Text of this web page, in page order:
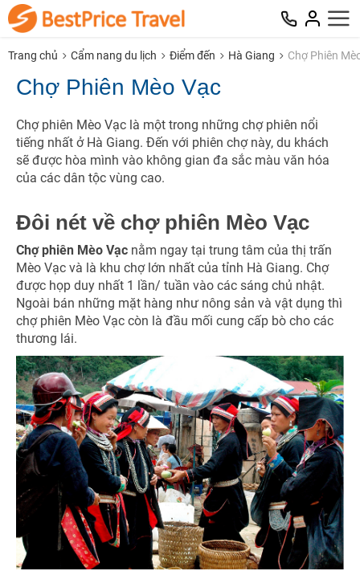
Trang chủ Cẩm nang du lịch Điểm đến Hà Giang Chợ Phiên
Chợ Phiên Mèo Vạc
Chợ phiên Mèo Vạc là một trong những chợ phiên nổi
tiếng nhất ở Hà Giang. Đến với phiên chợ này, du khách
sẽ được hòa mình vào không gian đa sắc màu văn hóa
của các dân tộc vùng cao.
Đôi nét về chợ phiên Mèo Vạc
Chợ phiên Mèo Vạc nằm ngay tại trung tâm của thị trấn
Mèo Vạc và là khu chợ lớn nhất của tỉnh Hà Giang. Chợ
được họp duy nhất 1 lần/ tuần vào các sáng chủ nhật.
Ngoài bán những mặt hàng như nông sản và vật dụng thì
chợ phiên Mèo Vạc còn là đầu mối cung cấp bò cho các
thương lái.
TƯ VẤN NGAY
TƯ VẤN NGAY
Nhận ưu đãi ngay
TƯ VẤN NGAY
TƯ VẤN NGAY
NHẬN ƯU ĐÃI NGAY
TƯ VẤN NGAY